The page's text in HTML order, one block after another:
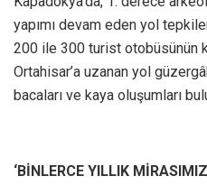
yapımı devam eden yol
200 ile 300 turist otobüsünün
Ortahisar’a uzanan yol
bacaları ve kaya oluşumları
‘BİNLERCE YILLIK